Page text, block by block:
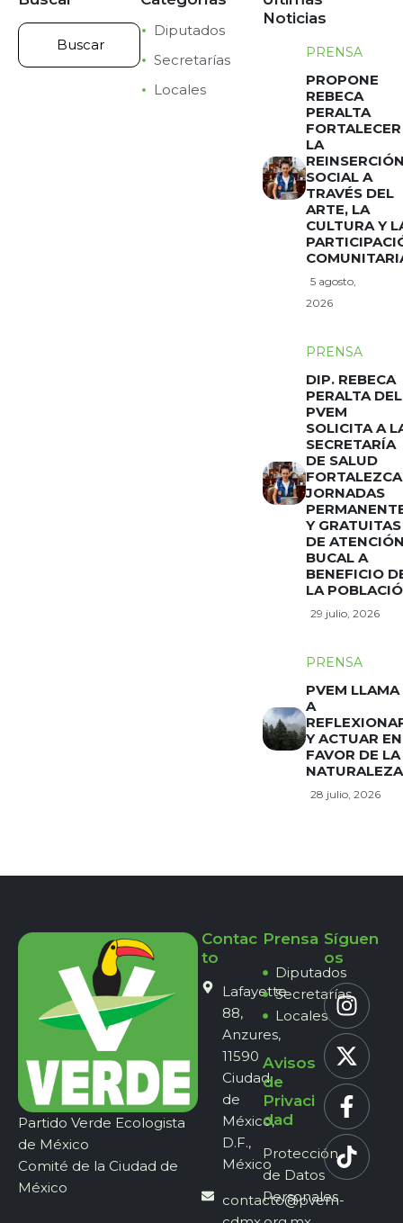
Diputados
Secretarías
Locales
Noticias
PRENSA
PROPONE
REBECA
PERALTA
FORTALECER
LA
SOCIAL A
TRAVÉS DEL
ARTE, LA
CULTURA Y
5 agosto,
2026
PRENSA
DIP. REBECA
PERALTA DEL
PVEM
SOLICITA A
SECRETARÍA
DE SALUD
FORTALEZCA
JORNADAS
Y GRATUITAS
DE
BUCAL A
BENEFICIO
LA
29 julio, 2026
PRENSA
PVEM LLAMA
A
Y ACTUAR EN
FAVOR DE LA
NATURALEZA
28 julio, 2026
Partido Verde Ecologista
de México
Comité de la Ciudad de
México
Contac
to
Lafayette
88,
Anzures,
11590
Ciudad
de
México,
D.F.,
México
contacto@pvem-
Prensa
Diputados
Secretarías
Locales
Avisos
de
Privaci
dad
Protección
de Datos
Personales
Síguen
os